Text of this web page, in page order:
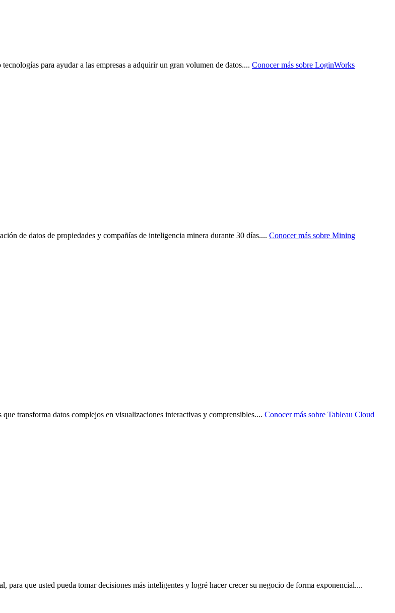
para ayudar a las empresas a adquirir un gran volumen de datos.... Conocer más sobre LoginWorks
de datos de propiedades y compañías de inteligencia minera durante 30 días.... Conocer más sobre Mining
transforma datos complejos en visualizaciones interactivas y comprensibles.... Conocer más sobre Tableau Cloud
que usted pueda tomar decisiones más inteligentes y logré hacer crecer su negocio de forma exponencial....